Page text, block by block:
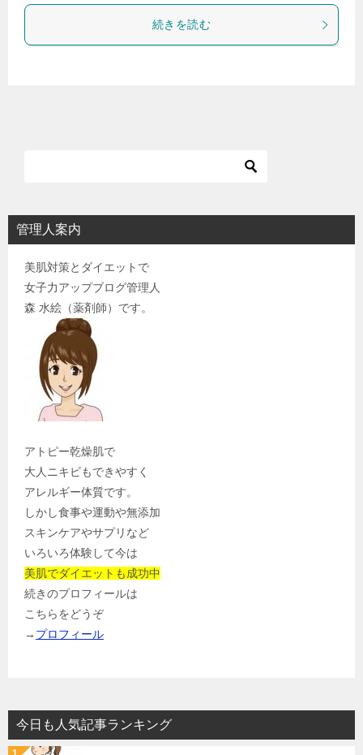
続きを読む
管理人案内
美肌対策とダイエットで
女子力アップブログ管理人
森 水絵（薬剤師）です。
アトピー乾燥肌で
大人ニキビもできやすく
アレルギー体質です。
しかし食事や運動や無添加
スキンケアやサプリなど
いろいろ体験して今は
美肌でダイエットも成功中
続きのプロフィールは
こちらをどうぞ
→ プロフィール
今日も人気記事ランキング